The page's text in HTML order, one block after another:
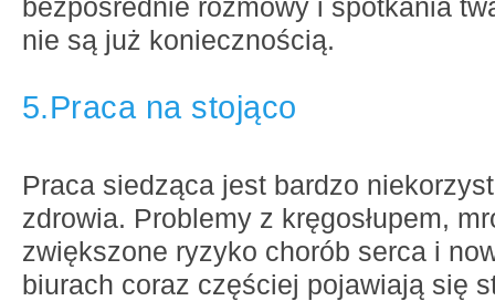
bezpośrednie rozmowy i spotkania
nie są już koniecznością.
5.Praca na stojąco
Praca siedząca jest bardzo
zdrowia. Problemy z kręgosłupem,
zwiększone ryzyko chorób serca i
biurach coraz częściej pojawiają się